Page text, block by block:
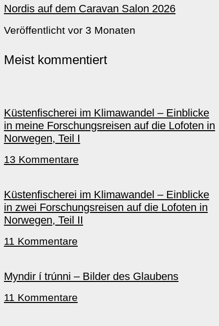
Nordis auf dem Caravan Salon 2026
Veröffentlicht vor 3 Monaten
Meist kommentiert
Küstenfischerei im Klimawandel – Einblicke
in meine Forschungsreisen auf die Lofoten in
Norwegen, Teil I
13 Kommentare
Küstenfischerei im Klimawandel – Einblicke
in zwei Forschungsreisen auf die Lofoten in
Norwegen, Teil II
11 Kommentare
Myndir í trúnni – Bilder des Glaubens
11 Kommentare